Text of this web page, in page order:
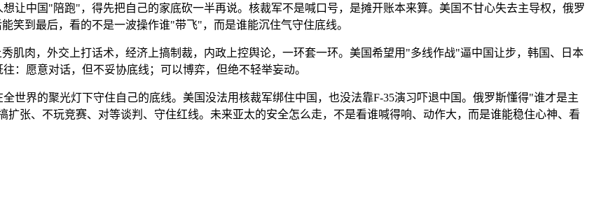
让中国"陪跑"，得先把自己的家底砍一半再说。核裁军不是喊口号，是摊开账本来算。美国不甘心失去主导权，俄罗
笑到最后，看的不是一波操作谁"带飞"，而是谁能沉住气守住底线。
肌肉，外交上打话术，经济上搞制裁，内政上控舆论，一环套一环。美国希望用"多线作战"逼中国让步，韩国、日本
：愿意对话，但不妥协底线；可以博弈，但绝不轻举妄动。
世界的聚光灯下守住自己的底线。美国没法用核裁军绑住中国，也没法靠F-35演习吓退中国。俄罗斯懂得"谁才是主
张、不玩竞赛、对等谈判、守住红线。未来亚太的安全怎么走，不是看谁喊得响、动作大，而是谁能稳住心神、看